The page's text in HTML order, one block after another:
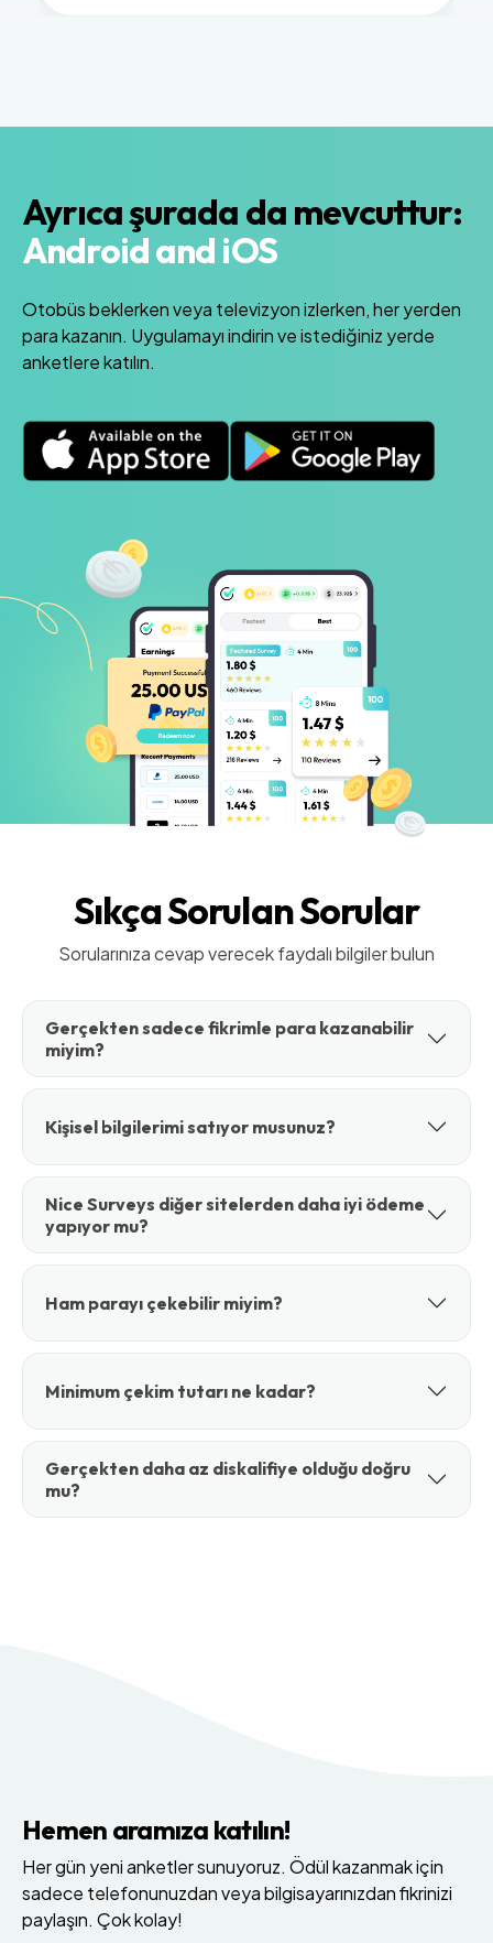
Ayrıca şurada da mevcuttur:
Android and iOS
Otobüs beklerken veya televizyon izlerken, her yerden
para kazanın. Uygulamayı indirin ve istediğiniz yerde
anketlere katılın.
Sıkça Sorulan Sorular
Sorularınıza cevap verecek faydalı bilgiler bulun
Gerçekten sadece fikrimle para kazanabilir
miyim?
Kişisel bilgilerimi satıyor musunuz?
Nice Surveys diğer sitelerden daha iyi ödeme
yapıyor mu?
Ham parayı çekebilir miyim?
Minimum çekim tutarı ne kadar?
Gerçekten daha az diskalifiye olduğu doğru
mu?
Hemen aramıza katılın!
Her gün yeni anketler sunuyoruz. Ödül kazanmak için
sadece telefonunuzdan veya bilgisayarınızdan fikrinizi
paylaşın. Çok kolay!